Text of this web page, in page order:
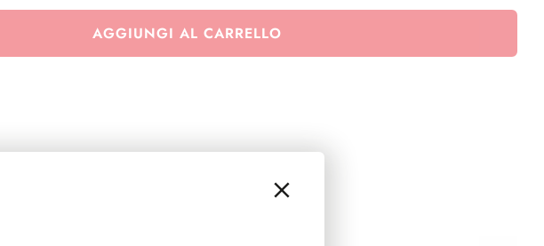
18
AGGIUNGI AL CARRELLO